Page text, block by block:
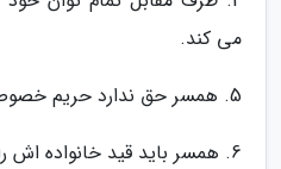
می کند.
5. همسر حق ندارد حریم خصوصی داشته باشد.
6. همسر باید قید خانواده اش را بعد از متأهل شدن بزند.